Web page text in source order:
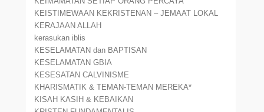
KEISTIMEWAAN KEKRISTENAN – JEMAAT LOKAL
KERAJAAN ALLAH
kerasukan iblis
KESELAMATAN dan BAPTISAN
KESELAMATAN GBIA
KESESATAN CALVINISME
KHARISMATIK & TEMAN-TEMAN MEREKA*
KISAH KASIH & KEBAIKAN